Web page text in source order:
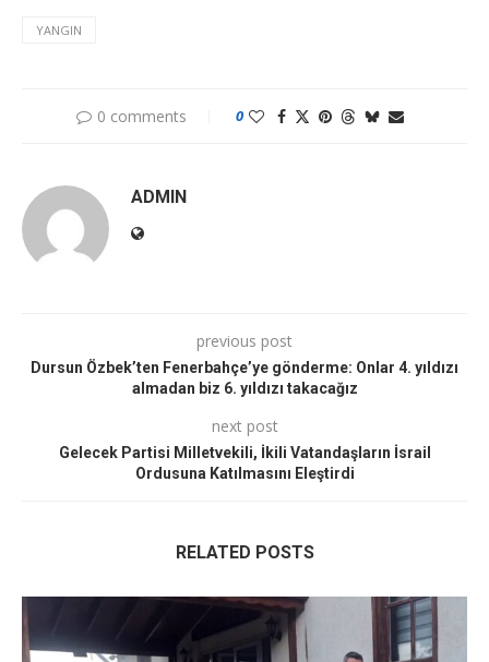
YANGIN
0 comments 0
ADMIN
previous post
Dursun Özbek’ten Fenerbahçe’ye gönderme: Onlar 4. yıldızı
almadan biz 6. yıldızı takacağız
next post
Gelecek Partisi Milletvekili, İkili Vatandaşların İsrail
Ordusuna Katılmasını Eleştirdi
RELATED POSTS